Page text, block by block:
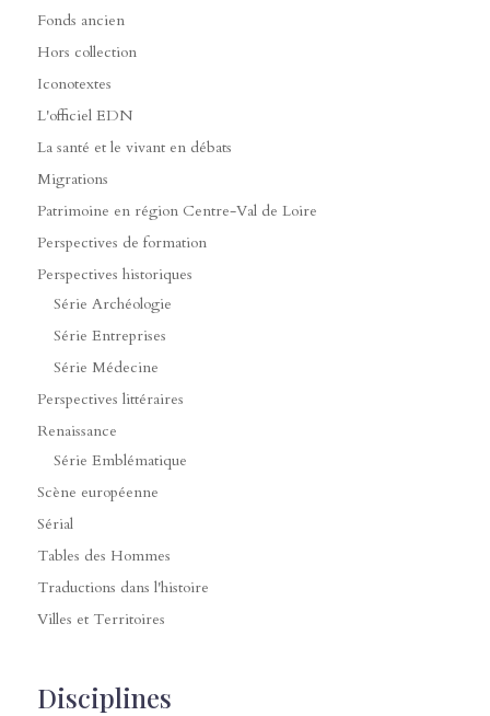
Fonds ancien
Hors collection
Iconotextes
L'officiel EDN
La santé et le vivant en débats
Migrations
Patrimoine en région Centre-Val de Loire
Perspectives de formation
Perspectives historiques
Série Archéologie
Série Entreprises
Série Médecine
Perspectives littéraires
Renaissance
Série Emblématique
Scène européenne
Sérial
Tables des Hommes
Traductions dans l'histoire
Villes et Territoires
Disciplines